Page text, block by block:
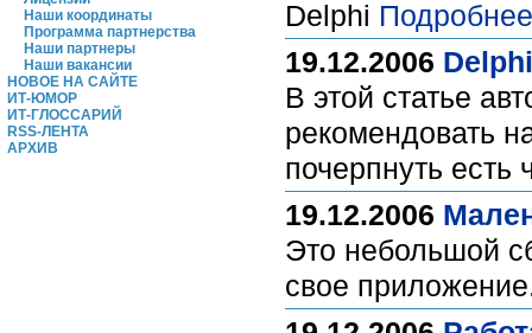
Наши координаты
Программа партнерства
Наши партнеры
Наши вакансии
НОВОЕ НА САЙТЕ
ИТ-ЮМОР
ИТ-ГЛОССАРИЙ
RSS-ЛЕНТА
АРХИВ
Delphi
19.12.2006
В этой статье
рекомендовать
почерпнуть есть
19.12.2006
Это небольшой
свое